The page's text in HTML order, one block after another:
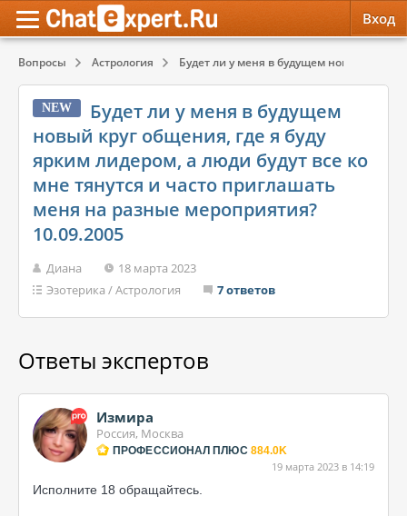
Вход
Вопросы Астрология Будет ли у меня в будущем новый круг
NEW
Будет ли у меня в будущем
новый круг общения, где я буду
ярким лидером, а люди будут все ко
мне тянутся и часто приглашать
меня на разные мероприятия?
10.09.2005
Диана
18 марта 2023
Эзотерика /Астрология 7 ответов
Ответы экспертов
Измира
Россия, Москва
ПРОФЕССИОНАЛ ПЛЮС 884.0K
19 марта 2023 в 14:19
Исполните 18 обращайтесь.
Психология
Эзотерика
Красота, Здоровье
Психология
Эзотерика
Красота, Здоровье
Обратная связь
Служба поддержки
Правила сервиса